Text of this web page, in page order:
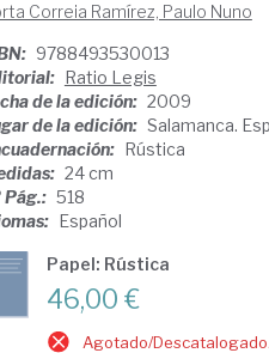
Correia Ramírez, Paulo Nuno
9788493530013
Ratio Legis
de la edición: 2009
de la edición: Salamanca.
Rústica
24 cm
Pág.: 518
Español
Papel: Rústica
46,00 €
Agotado/